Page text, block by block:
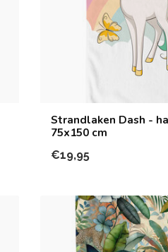
Strandlaken Dash -
75x150 cm
€19,95